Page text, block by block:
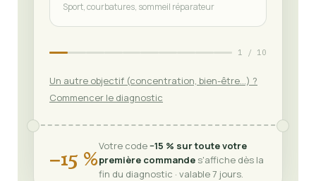
Sport, courbatures, sommeil réparateur
1 / 10
Un autre objectif (concentration, bien-être…) ?
Commencer le diagnostic
−15 %
Votre code−15 % sur toute votre
première commande s'affiche dès la
fin du diagnostic · valable 7 jours.